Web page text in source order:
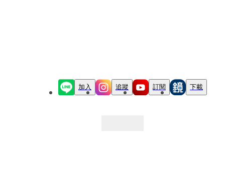
加入 追蹤 訂閱 下載